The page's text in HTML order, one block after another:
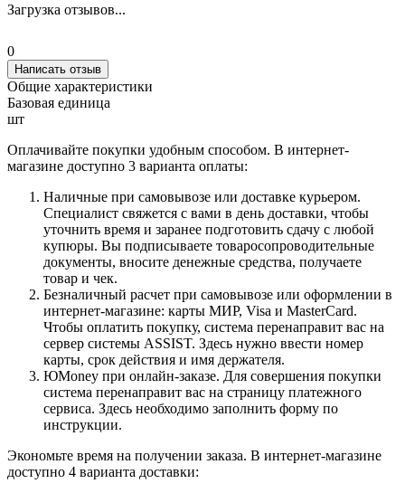
Загрузка отзывов...
0
Написать отзыв
Общие характеристики
Базовая единица
шт
Оплачивайте покупки удобным способом. В интернет-
магазине доступно 3 варианта оплаты:
Наличные при самовывозе или доставке курьером.
Специалист свяжется с вами в день доставки, чтобы
уточнить время и заранее подготовить сдачу с любой
купюры. Вы подписываете товаросопроводительные
документы, вносите денежные средства, получаете
товар и чек.
Безналичный расчет при самовывозе или оформлении в
интернет-магазине: карты МИР, Visa и MasterCard.
Чтобы оплатить покупку, система перенаправит вас на
сервер системы ASSIST. Здесь нужно ввести номер
карты, срок действия и имя держателя.
ЮMoney при онлайн-заказе. Для совершения покупки
система перенаправит вас на страницу платежного
сервиса. Здесь необходимо заполнить форму по
инструкции.
Экономьте время на получении заказа. В интернет-магазине
доступно 4 варианта доставки: